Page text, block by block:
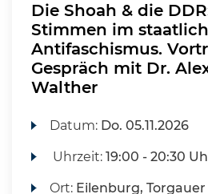
Die Shoah & die
Stimmen im
Antifaschismus.
Gespräch mit Dr.
Walther
Datum: Do. 05.11.2026
Uhrzeit:19:00 - 20:30
Ort: Eilenburg, Torgauer